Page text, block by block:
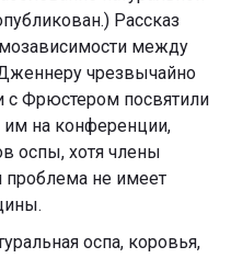
Рассказ
между
чрезвычайно
с Фрюстером посвятили
им на конференции,
оспы, хотя члены
проблема не имеет
оспа, коровья,